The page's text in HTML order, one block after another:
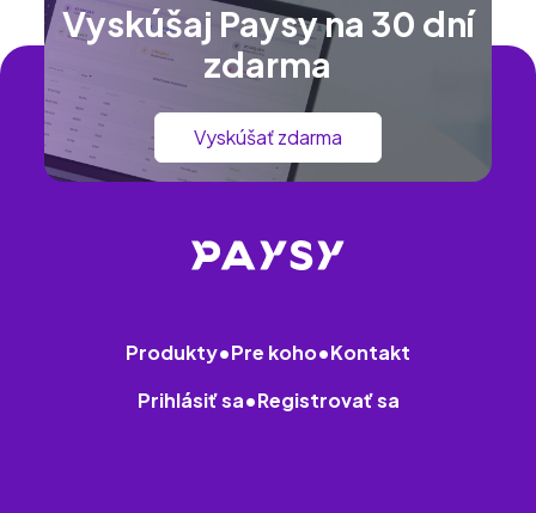
Vyskúšaj Paysy na 30 dní
zdarma
Vyskúšať zdarma
Produkty•Pre koho•Kontakt
Prihlásiť sa•Registrovať sa